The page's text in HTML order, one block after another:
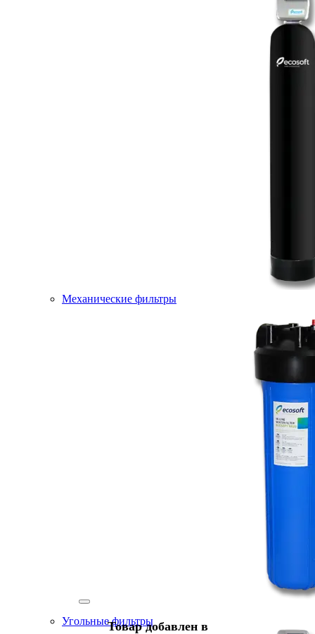
Механические фильтры
Угольные фильтрыТовар добавлен в